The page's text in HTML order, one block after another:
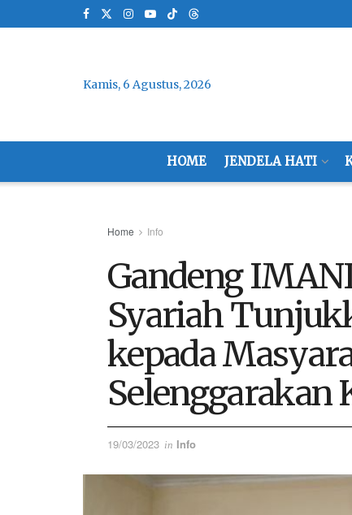
Kamis, 6 Agustus, 2026
HOME JENDELA HATI
Home Info
Gandeng
Syariah
kepada
Selenggarakan
19/03/2023 in Info